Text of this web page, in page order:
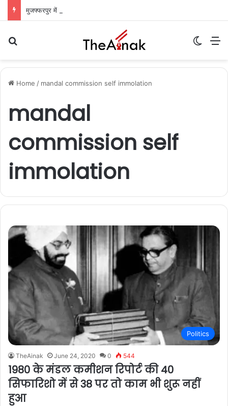
Home / mandal commission self immolation
mandal
commission self
immolation
Politics
TheAinak June 24, 2020 0 544
1980 के मंडल कमीशन रिपोर्ट की 40
सिफारिशो में से 38 पर तो काम भी शुरू नहीं
हुआ